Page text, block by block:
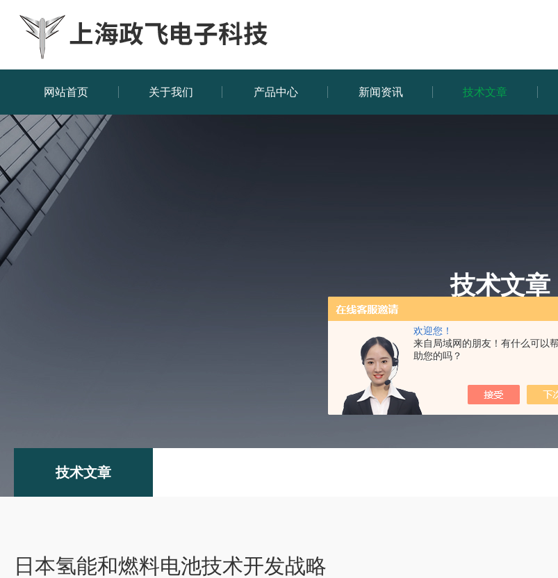
欢迎您！
来自局域网的朋友！有什么可以
助您的吗？
网站首页 关于我们 产品中心 新闻资讯 技术文章
技术文章
TECHNICAL
技术文章
日本氢能和燃料电池技术开发战略